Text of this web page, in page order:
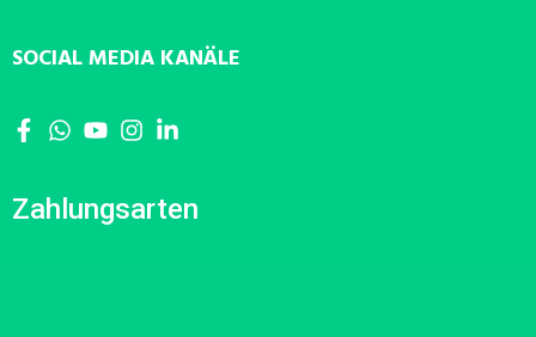
SOCIAL MEDIA KANÄLE
Zahlungsarten